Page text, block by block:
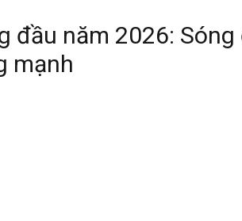
đầu năm 2026:
mạnh